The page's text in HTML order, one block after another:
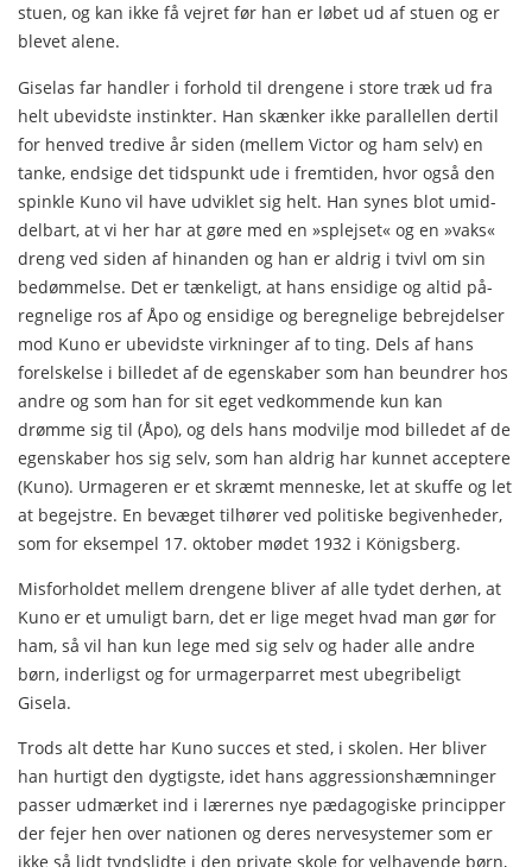
stuen, og kan ikke få vejret før han er løbet ud af stuen og er
blevet alene.
Giselas far handler i forhold til drengene i store træk ud fra
helt ubevidste instinkter. Han skænker ikke parallellen dertil
for henved tredive år siden (mellem Victor og ham selv) en
tanke, endsige det tidspunkt ude i fremtiden, hvor også den
spinkle Kuno vil have udviklet sig helt. Han synes blot umid­
delbart, at vi her har at gøre med en »splejset« og en »vaks«
dreng ved siden af hinanden og han er aldrig i tvivl om sin
bedømmelse. Det er tænkeligt, at hans ensidige og altid på­
regnelige ros af Åpo og ensidige og beregnelige bebrejdelser
mod Kuno er ubevidste virkninger af to ting. Dels af hans
forelskelse i billedet af de egenskaber som han beundrer hos
andre og som han for sit eget vedkommende kun kan
drømme sig til (Åpo), og dels hans modvilje mod billedet af de
egen­skaber hos sig selv, som han aldrig har kunnet acceptere
(Ku­no). Urmageren er et skræmt menneske, let at skuffe og let
at begejstre. En bevæget tilhører ved politiske begivenheder,
som for eksempel 17. oktober mødet 1932 i Königsberg.
Misforholdet mellem drengene bliver af alle tydet derhen, at
Kuno er et umuligt barn, det er lige meget hvad man gør for
ham, så vil han kun lege med sig selv og hader alle andre
børn, inderligst og for urmagerparret mest ubegribeligt
Gisela.
Trods alt dette har Kuno succes et sted, i skolen. Her bliver
han hurtigt den dygtigste, idet hans aggressionshæmninger
pas­ser udmærket ind i lærernes nye pædagogiske principper
der fejer hen over nationen og deres nervesystemer som er
ikke så lidt tyndslidte i den private skole for velhavende børn,